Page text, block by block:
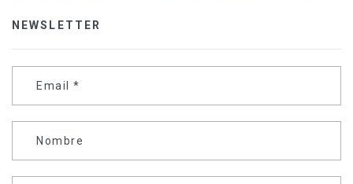
NEWSLETTER
Email *
Nombre